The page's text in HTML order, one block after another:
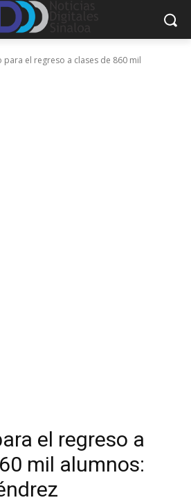
para el regreso a clases de 860 mil
el regreso a
mil alumnos: